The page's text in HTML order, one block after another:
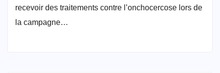
recevoir des traitements contre l’onchocercose lors de
la campagne…